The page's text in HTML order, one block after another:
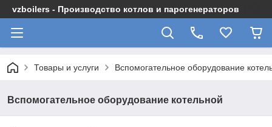
vzboilers - Производство котлов и парогенераторов
Товары и услуги Вспомогательное оборудование
Вспомогательное оборудование котельной